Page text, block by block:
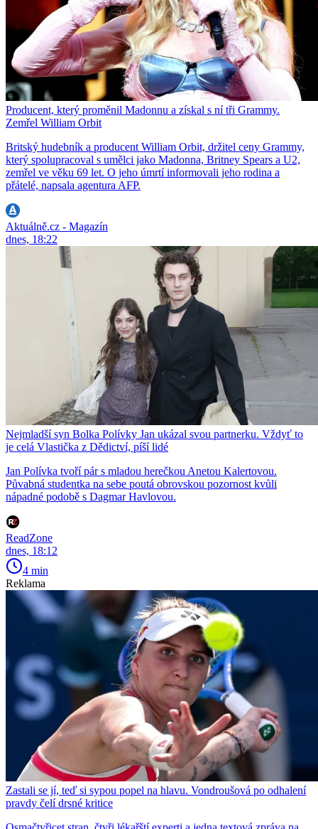
Producent, který proměnil Madonnu a získal s ní tři Grammy.
Zemřel William Orbit
Britský hudebník a producent William Orbit, držitel ceny Grammy,
který spolupracoval s umělci jako Madonna, Britney Spears a U2,
zemřel ve věku 69 let. O jeho úmrtí informovali jeho rodina a
přátelé, napsala agentura AFP.
Aktuálně.cz - Magazín
dnes, 18:22
Nejmladší syn Bolka Polívky Jan ukázal svou partnerku. Vždyť to
je celá Vlastička z Dědictví, píší lidé
Jan Polívka tvoří pár s mladou herečkou Anetou Kalertovou.
Půvabná studentka na sebe poutá obrovskou pozornost kvůli
nápadné podobě s Dagmar Havlovou.
ReadZone
dnes, 18:12
4 min
Reklama
Zastali se jí, teď si sypou popel na hlavu. Vondroušová po odhalení
pravdy čelí drsné kritice